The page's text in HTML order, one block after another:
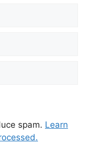
spam. Learn